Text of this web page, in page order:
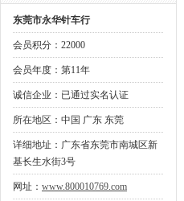
东莞市永华针车行
会员积分：22000
会员年度：第11年
诚信企业：已通过实名认证
所在地区：中国 广东 东莞
详细地址：广东省东莞市南城区新
基长生水街3号
网址： www.800010769.com